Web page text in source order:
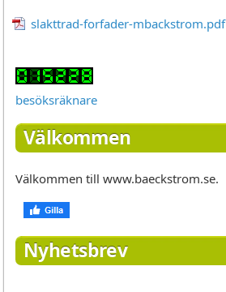
slakttrad-forfader-mbackstrom.pdf
besöksräknare
Välkommen
Välkommen till www.baeckstrom.se.
Nyhetsbrev